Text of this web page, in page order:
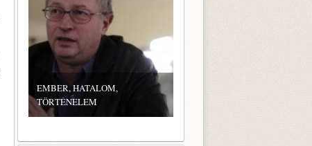
EMBER, HATALOM,
TÖRTÉNELEM